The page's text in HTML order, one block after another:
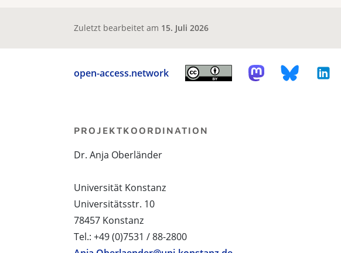
Zuletzt bearbeitet am 15. Juli 2026
open-access.network
PROJEKTKOORDINATION
Dr. Anja Oberländer
Universität Konstanz
Universitätsstr. 10
78457 Konstanz
Tel.: +49 (0)7531 / 88-2800